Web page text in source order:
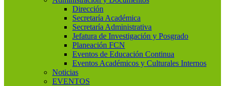
Dirección
Secretaría Académica
Secretaría Administrativa
Jefatura de Investigación y Posgrado
Planeación FCN
Eventos de Educación Continua
Eventos Académicos y Culturales Internos
Noticias
EVENTOS